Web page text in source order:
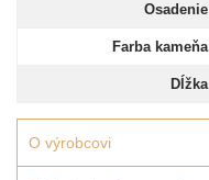
Osadenie
Farba kameňa
Dĺžka
O výrobcovi